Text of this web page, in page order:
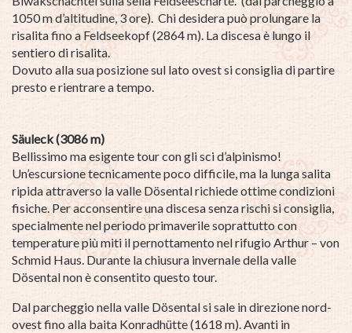
1050 m d’altitudine, 3 ore). Chi desidera può prolungare la
risalita fino a Feldseekopf (2864 m). La discesa è lungo il
sentiero di risalita.
Dovuto alla sua posizione sul lato ovest si consiglia di partire
presto e rientrare a tempo.
Säuleck (3086 m)
Bellissimo ma esigente tour con gli sci d’alpinismo!
Un’escursione tecnicamente poco difficile, ma la lunga salita
ripida attraverso la valle Dösental richiede ottime condizioni
fisiche. Per acconsentire una discesa senza rischi si consiglia,
specialmente nel periodo primaverile soprattutto con
temperature più miti il pernottamento nel rifugio Arthur – von
Schmid Haus. Durante la chiusura invernale della valle
Dösental non è consentito questo tour.
Dal parcheggio nella valle Dösental si sale in direzione nord-
ovest fino alla baita Konradhütte (1618 m). Avanti in